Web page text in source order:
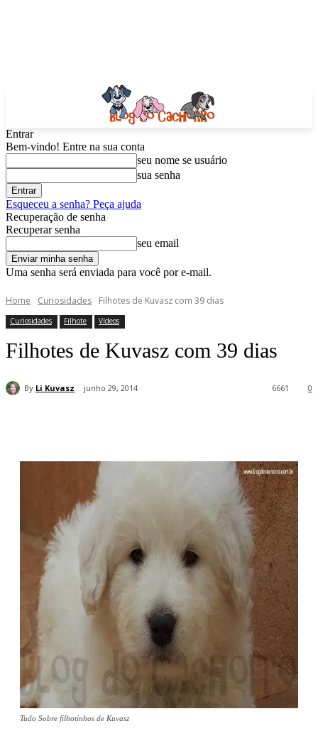
Entrar
Bem-vindo! Entre na sua conta
seu nome se usuário
sua senha
Esqueceu a senha? Peça ajuda
Recuperação de senha
Recuperar senha
seu email
Uma senha será enviada para você por e-mail.
Home Curiosidades Filhotes de Kuvasz com 39 dias
Curiosidades Filhote Vídeos
Filhotes de Kuvasz com 39 dias
By Li Kuvasz junho 29, 2014 0
6661
Tudo Sobre filhotinhos de Kuvasz